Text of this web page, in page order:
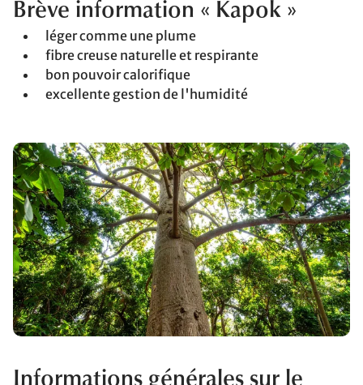
Brève information « Kapok »
léger comme une plume
fibre creuse naturelle et respirante
bon pouvoir calorifique
excellente gestion de l'humidité
Informations générales sur le